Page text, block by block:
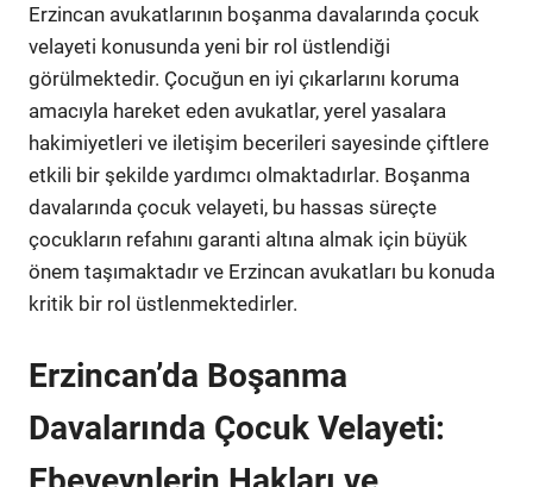
Erzincan avukatlarının boşanma davalarında çocuk
velayeti konusunda yeni bir rol üstlendiği
görülmektedir. Çocuğun en iyi çıkarlarını koruma
amacıyla hareket eden avukatlar, yerel yasalara
hakimiyetleri ve iletişim becerileri sayesinde çiftlere
etkili bir şekilde yardımcı olmaktadırlar. Boşanma
davalarında çocuk velayeti, bu hassas süreçte
çocukların refahını garanti altına almak için büyük
önem taşımaktadır ve Erzincan avukatları bu konuda
kritik bir rol üstlenmektedirler.
Erzincan’da Boşanma
Davalarında Çocuk Velayeti: